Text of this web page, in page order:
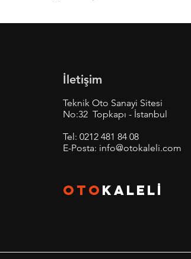
İletişim
Teknik Oto Sanayi Sitesi
No:32 Topkapı - İstanbul
Tel: 0212 481 84 08
E-Posta: info@otokaleli.com
OTO KALELİ